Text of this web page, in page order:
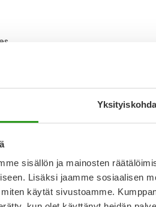
sisällön ja mainosten
Lisäksi jaamme sosiaalisen
käytät sivustoamme.